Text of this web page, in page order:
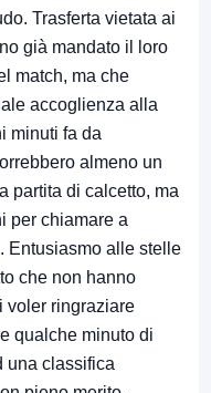
Trasferta vietata ai
già mandato il loro
match, ma che
accoglienza alla
minuti fa da
almeno un
partita di calcetto, ma
per chiamare a
Entusiasmo alle stelle
che non hanno
voler ringraziare
qualche minuto di
una classifica